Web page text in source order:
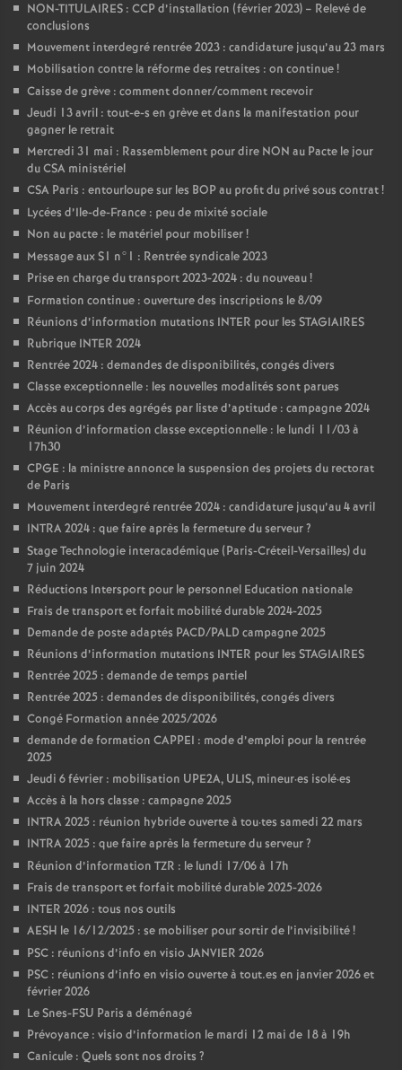
NON-TITULAIRES : CCP d’installation (février 2023) – Relevé de
conclusions
Mouvement interdegré rentrée 2023 : candidature jusqu’au 23 mars
Mobilisation contre la réforme des retraites : on continue!
Caisse de grève : comment donner/comment recevoir
Jeudi 13 avril : tout-e-s en grève et dans la manifestation pour
gagner le retrait
Mercredi 31 mai : Rassemblement pour dire NON au Pacte le jour
du CSA ministériel
CSA Paris : entourloupe sur les BOP au profit du privé sous contrat!
Lycées d’Ile-de-France : peu de mixité sociale
Non au pacte : le matériel pour mobiliser!
Message aux S1 n°1 : Rentrée syndicale 2023
Prise en charge du transport 2023-2024 : du nouveau!
Formation continue : ouverture des inscriptions le 8/09
Réunions d’information mutations INTER pour les STAGIAIRES
Rubrique INTER 2024
Rentrée 2024 : demandes de disponibilités, congés divers
Classe exceptionnelle : les nouvelles modalités sont parues
Accès au corps des agrégés par liste d’aptitude : campagne 2024
Réunion d’information classe exceptionnelle : le lundi 11/03 à
17h30
CPGE : la ministre annonce la suspension des projets du rectorat
de Paris
Mouvement interdegré rentrée 2024 : candidature jusqu’au 4 avril
INTRA 2024 : que faire après la fermeture du serveur?
Stage Technologie interacadémique (Paris-Créteil-Versailles) du
7 juin 2024
Réductions Intersport pour le personnel Education nationale
Frais de transport et forfait mobilité durable 2024-2025
Demande de poste adaptés PACD/PALD campagne 2025
Réunions d’information mutations INTER pour les STAGIAIRES
Rentrée 2025 : demande de temps partiel
Rentrée 2025 : demandes de disponibilités, congés divers
Congé Formation année 2025/2026
demande de formation CAPPEI : mode d’emploi pour la rentrée
2025
Jeudi 6 février : mobilisation UPE2A, ULIS, mineur·es isolé·es
Accès à la hors classe : campagne 2025
INTRA 2025 : réunion hybride ouverte à tou·tes samedi 22 mars
INTRA 2025 : que faire après la fermeture du serveur?
Réunion d’information TZR : le lundi 17/06 à 17h
Frais de transport et forfait mobilité durable 2025-2026
INTER 2026 : tous nos outils
AESH le 16/12/2025 : se mobiliser pour sortir de l’invisibilité!
PSC : réunions d’info en visio JANVIER 2026
PSC : réunions d’info en visio ouverte à tout.es en janvier 2026 et
février 2026
Le Snes-FSU Paris a déménagé
Prévoyance : visio d’information le mardi 12 mai de 18 à 19h
Canicule : Quels sont nos droits ?